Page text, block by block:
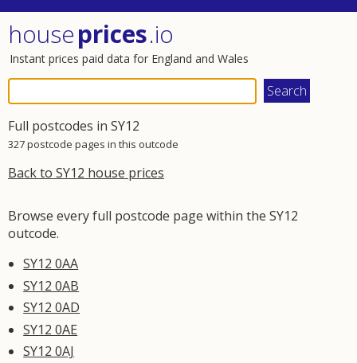
houseprices.io
Instant prices paid data for England and Wales
Full postcodes in SY12
327 postcode pages in this outcode
Back to SY12 house prices
Browse every full postcode page within the SY12
outcode.
SY12 0AA
SY12 0AB
SY12 0AD
SY12 0AE
SY12 0AJ